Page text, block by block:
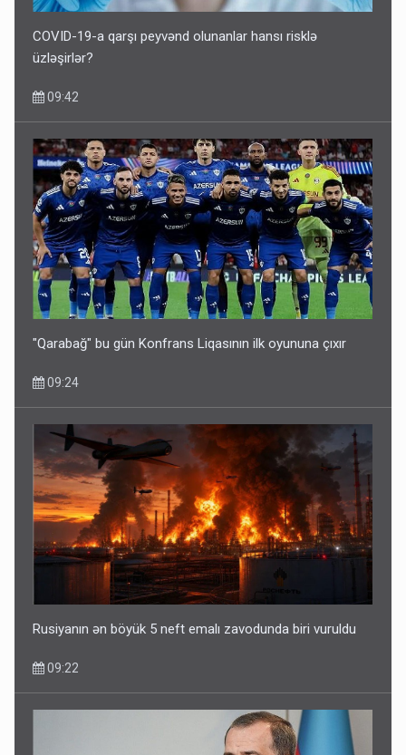
COVID-19-a qarşı peyvənd olunanlar hansı risklə
üzləşirlər?
09:42
"Qarabağ" bu gün Konfrans Liqasının ilk oyununa çıxır
09:24
Rusiyanın ən böyük 5 neft emalı zavodunda biri vuruldu
09:22